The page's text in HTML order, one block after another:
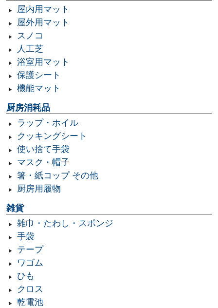
屋内用マット
屋外用マット
スノコ
人工芝
浴室用マット
保護シート
機能マット
厨房消耗品
ラップ・ホイル
クッキングシート
使い捨て手袋
マスク・帽子
箸・紙コップ その他
厨房用履物
雑貨
雑巾・たわし・スポンジ
手袋
テープ
ワゴム
ひも
クロス
乾電池